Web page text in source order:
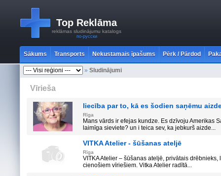
Top Reklāma
reklāmas sludinājumu katalogs
по-русски
Sākums Transports Nekustamais īpašums Pērk / Pārdod
» Sludinājumi
Vīrieša
liecība par to, kā es šodien saņēmu
Rīga
Mans vārds ir efejas kundze. Es dzīvoju Amerikas
laimīga sieviete? un i teica sev, ka jebkurš aizde...
VITKA Atelier - šūšanas ateljē
Rīga
VITKA Atelier – šūšanas ateljē, privātais
cienošiem vīriešiem. Vitka Atelier radītā...